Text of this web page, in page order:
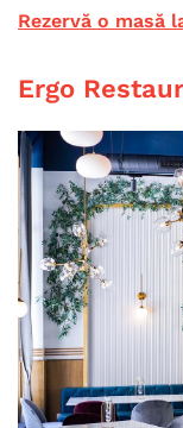
Rezervă o masă
Ergo